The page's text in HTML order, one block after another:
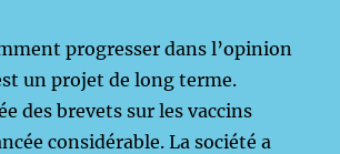
progresser dans l’opinion
un projet de long terme.
des brevets sur les vaccins
considérable. La société a